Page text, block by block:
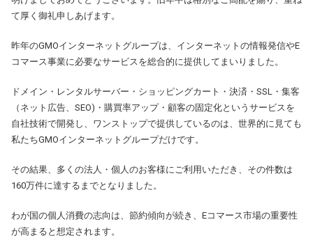
て厚く御礼申しあげます。
昨年のGMOインターネットグループは、インターネットの情報発信やE
コマース事業に必要なサービスを総合的に提供してまいりました。
ドメイン・レンタルサーバー・ショッピングカート・決済・SSL・集客
（ネット広告、SEO)・購買率アップ・顧客の固定化というサービスを
自社技術で開発し、ワンストップで提供しているのは、世界的に見ても
私たちGMOインターネットグループだけです。
その結果、多くの法人・個人のお客様にご利用いただき、その件数は
160万件に達するまでとなりました。
わが国の個人消費の志向は、節約傾向が続き、Eコマース市場の重要性
が高まると想定されます。